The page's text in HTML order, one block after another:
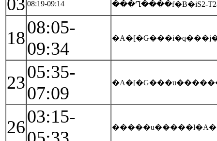
08:19-09:14 ���Ղ̃����f�B�iS2-
18
08:05-
09:34
23
05:35-
07:09
26
03:15-